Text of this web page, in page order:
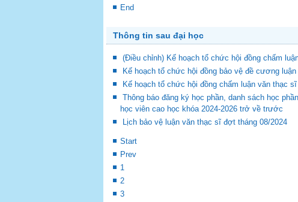
End
Thông tin sau đại học
(Điều chỉnh) Kế hoạch tổ chức hội đồng chấm
Kế hoạch tổ chức hội đồng bảo vệ đề cương
Kế hoạch tổ chức hội đồng chấm luận văn thạc
Thông báo đăng ký học phần, danh sách học
học viên cao học khóa 2024-2026 trở về trước
Lịch bảo vệ luận văn thạc sĩ đợt tháng 08/2024
Start
Prev
1
2
3